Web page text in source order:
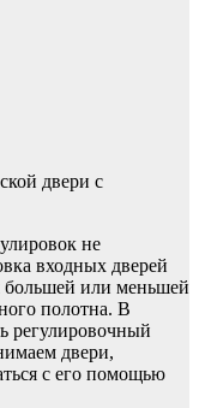
двери с
не
входных дверей
большей или меньшей
полотна. В
регулировочный
двери,
с его помощью